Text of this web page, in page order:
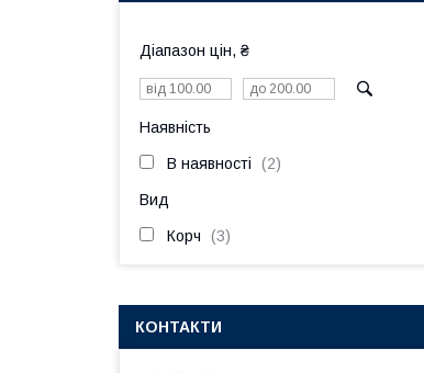
Діапазон цін, ₴
Наявність
В наявності 2
Вид
Корч 3
КОНТАКТИ